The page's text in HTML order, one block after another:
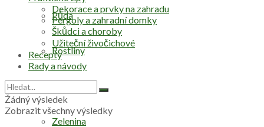
Půda
Rostliny
Zelenina
Dekorace a prvky na zahradu
Pergoly a zahradní domky
Škůdci a choroby
Užiteční živočichové
Recepty
Rady a návody
Žádný výsledek
Zobrazit všechny výsledky